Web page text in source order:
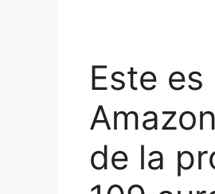
Este
de la